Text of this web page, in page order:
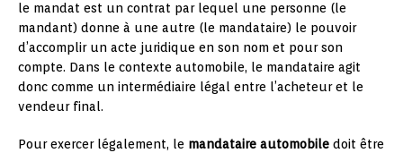
le mandat est un contrat par lequel une personne (le
mandant) donne à une autre (le mandataire) le pouvoir
d’accomplir un acte juridique en son nom et pour son
compte. Dans le contexte automobile, le mandataire agit
donc comme un intermédiaire légal entre l’acheteur et le
vendeur final.
Pour exercer légalement, le mandataire automobile doit être